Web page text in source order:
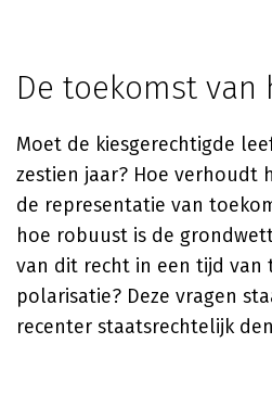
De toekomst van
Moet de kiesgerechtigde
zestien jaar? Hoe verhoudt
de representatie van
hoe robuust is de
van dit recht in een tijd van
polarisatie? Deze vragen
recenter staatsrechtelijk